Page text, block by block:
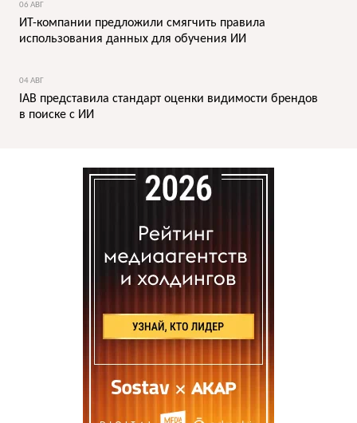
06 АВГ
ИТ-компании предложили смягчить правила
использования данных для обучения ИИ
04 АВГ
IAB представила стандарт оценки видимости брендов
в поиске с ИИ